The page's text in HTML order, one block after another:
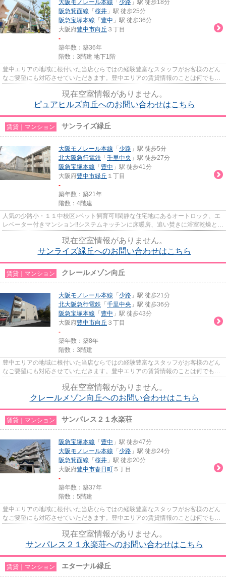
大阪モノレール本線 「 少路 」駅 徒歩18分
阪急箕面線 「 桜井 」駅 徒歩25分
阪急宝塚本線 「 豊中 」駅 徒歩36分
大阪府豊中市向丘 ３丁目
-
築年数：築36年
階数：3階建 地下1階
豊中エリアの地域に根付いた当店ならではの経験豊富なスタッフがお客様のどん
なご要望にも対応させていただきます。豊中エリアの賃貸情報のことは何でもお
現在空室情報がありません。
ピュアヒルズ向丘へのお問い合わせはこちら
賃貸｜マンション サンライズ緑丘
大阪モノレール本線 「 少路 」駅 徒歩5分
北大阪急行電鉄 「 千里中央 」駅 徒歩27分
阪急宝塚本線 「 豊中 」駅 徒歩41分
大阪府豊中市緑丘 １丁目
-
築年数：築21年
階数：4階建
人気の少路小・１１中校区♪ペット飼育可!!閑静な住宅地にあるオートロック、エ
レベーター付きマンション!!システムキッチンに床暖房、追い焚きに浴室乾燥と設
現在空室情報がありません。
サンライズ緑丘へのお問い合わせはこちら
賃貸｜マンション クレールメゾン向丘
大阪モノレール本線 「 少路 」駅 徒歩21分
北大阪急行電鉄 「 千里中央 」駅 徒歩36分
阪急宝塚本線 「 豊中 」駅 徒歩43分
大阪府豊中市向丘 ３丁目
-
築年数：築8年
階数：3階建
豊中エリアの地域に根付いた当店ならではの経験豊富なスタッフがお客様のどん
なご要望にも対応させていただきます。豊中エリアの賃貸情報のことは何でもお
現在空室情報がありません。
クレールメゾン向丘へのお問い合わせはこちら
賃貸｜マンション サンパレス２１永楽荘
阪急宝塚本線 「 豊中 」駅 徒歩47分
大阪モノレール本線 「 少路 」駅 徒歩24分
阪急箕面線 「 桜井 」駅 徒歩20分
大阪府豊中市春日町 ５丁目
-
築年数：築37年
階数：5階建
豊中エリアの地域に根付いた当店ならではの経験豊富なスタッフがお客様のどん
なご要望にも対応させていただきます。豊中エリアの賃貸情報のことは何でもお
現在空室情報がありません。
サンパレス２１永楽荘へのお問い合わせはこちら
賃貸｜マンション エターナル緑丘